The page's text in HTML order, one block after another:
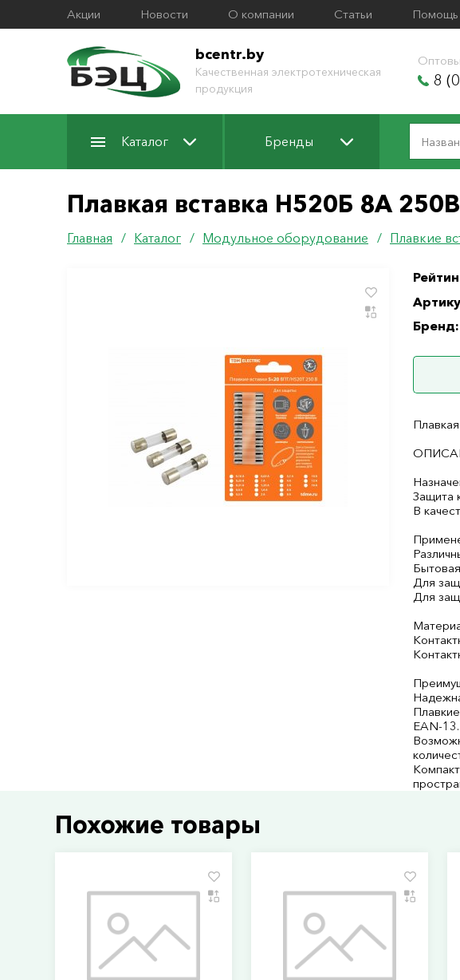
Акции Новости О компании Статьи Помощь
bcentr.by
Качественная электротехническая
продукция
8
Каталог Бренды
Плавкая вставка Н520Б 8А
Главная / Каталог / Модульное оборудование / Плавкие
Бренд:
Защита
В
Для
Для
EAN-13.
Похожие товары